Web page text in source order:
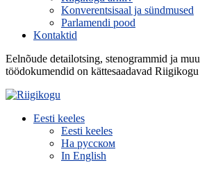
Konverentsisaal ja sündmused
Parlamendi pood
Kontaktid
Eelnõude detailotsing, stenogrammid ja
töödokumendid on kättesaadavad
Eesti keeles
Eesti keeles
На русском
In English